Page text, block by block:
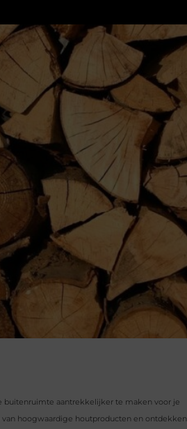
buitenruimte aantrekkelijker te maken voor je
hoogwaardige houtproducten en ontdekken